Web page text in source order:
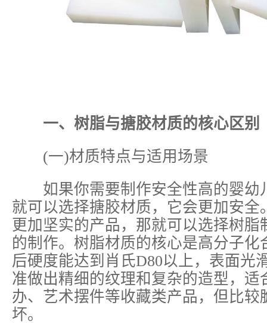
一、树脂与搪胶材质的核心区别
(一)材质特点与适用场景
如果你需要制作安全性高的婴幼
就可以选择搪胶材质，它会更加安全
更加坚实的产品，那就可以选择树脂
的制作。树脂材质的核心是高分子化
后硬度能达到肖氏D80以上，表面光
准做出精细的纹理和复杂的造型，适
办、艺术摆件等收藏类产品，但比较
坏。